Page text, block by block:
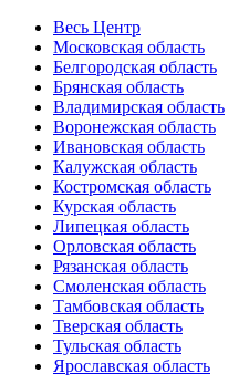
Весь Центр
Московская область
Белгородская область
Брянская область
Владимирская область
Воронежская область
Ивановская область
Калужская область
Костромская область
Курская область
Липецкая область
Орловская область
Рязанская область
Смоленская область
Тамбовская область
Тверская область
Тульская область
Ярославская область